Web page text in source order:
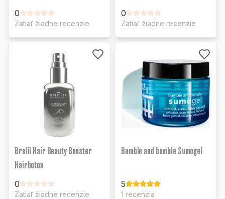
0
Zatiaľ žiadne recenzie
0
Zatiaľ žiadne recenzie
Brelil Hair Beauty Booster
Hairbotox
0
Zatiaľ žiadne recenzie
Bumble and bumble Sumogel
5
1 recenzia